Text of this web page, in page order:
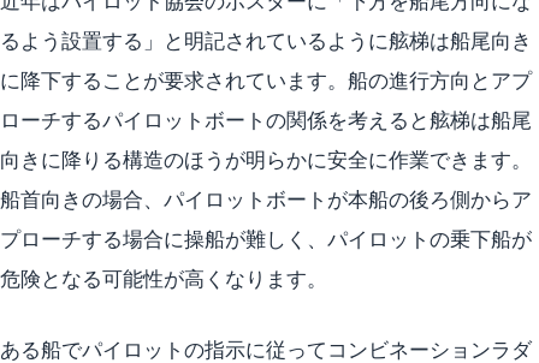
るよう設置する」と明記されているように舷梯は船尾向き
に降下することが要求されています。船の進行方向とアプ
ローチするパイロットボートの関係を考えると舷梯は船尾
向きに降りる構造のほうが明らかに安全に作業できます。
船首向きの場合、パイロットボートが本船の後ろ側からア
プローチする場合に操船が難しく、パイロットの乗下船が
危険となる可能性が高くなります。
ある船でパイロットの指示に従ってコンビネーションラダ